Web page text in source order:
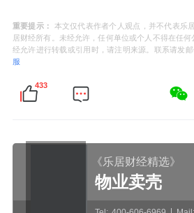
重要提示：
本文仅代表作者个人观点，并不代表乐
居财经所有。未经允许，任何单位或个人不得在任何
经允许进行转载或引用时，请注明来源。联系请发
服
433
《乐居财经精选》
物业卖壳